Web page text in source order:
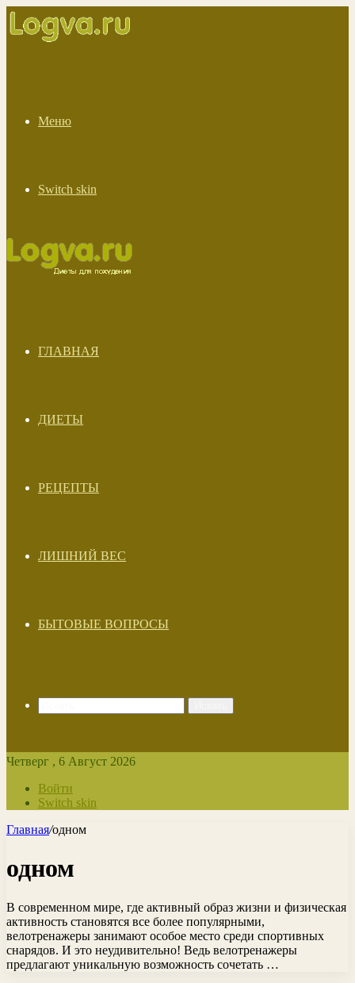
Меню
Switch skin
ГЛАВНАЯ
ДИЕТЫ
РЕЦЕПТЫ
ЛИШНИЙ ВЕС
БЫТОВЫЕ ВОПРОСЫ
Четверг , 6 Август 2026
Войти
Switch skin
Главная/одном
одном
В современном мире, где активный образ жизни и физическая
активность становятся все более популярными,
велотренажеры занимают особое место среди спортивных
снарядов. И это неудивительно! Ведь велотренажеры
предлагают уникальную возможность сочетать …